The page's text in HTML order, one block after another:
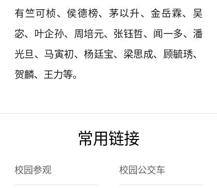
有竺可桢、侯德榜、茅以升、金岳霖、吴
宓、叶企孙、周培元、张钰哲、闻一多、潘
光旦、马寅初、杨廷宝、梁思成、顾毓琇、
贺麟、王力等。
常用链接
校园参观 校园公交车